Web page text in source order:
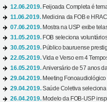
12.06.2019. Feijoada Completa é
11.06.2019. Medicina da FOB e
07.06.2019. Mostra na USP exibe
31.05.2019. FOB seleciona
30.05.2019. Público bauruense
22.05.2019.Vida e Verso em 4
16.05.2019.Aniversário de 57 anos
29.04.2019. Meeting
29.04.2019.Saúde Coletiva
26.04.2019. Modelo da FOB-USP